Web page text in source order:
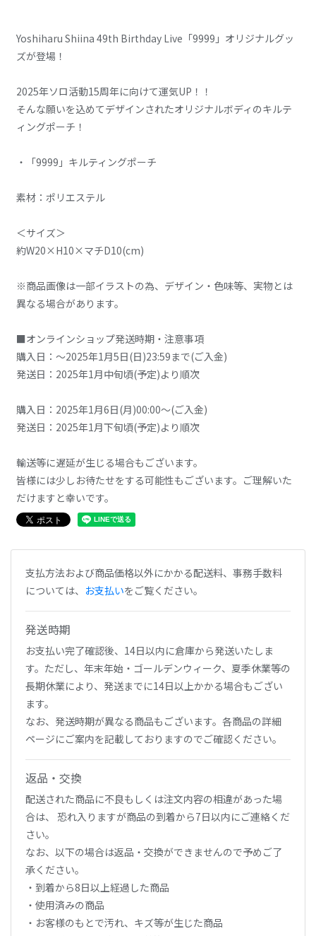
Yoshiharu Shiina 49th Birthday Live「9999」オリジナルグッ
ズが登場！
2025年ソロ活動15周年に向けて運気UP！！
そんな願いを込めてデザインされたオリジナルボディのキルテ
ィングポーチ！
・「9999」キルティングポーチ
素材：ポリエステル
＜サイズ＞
約W20×H10×マチD10(cm)
※商品画像は一部イラストの為、デザイン・色味等、実物とは
異なる場合があります。
■オンラインショップ発送時期・注意事項
購入日：～2025年1月5日(日)23:59まで(ご入金)
発送日：2025年1月中旬頃(予定)より順次
購入日：2025年1月6日(月)00:00～(ご入金)
発送日：2025年1月下旬頃(予定)より順次
輸送等に遅延が生じる場合もございます。
皆様には少しお待たせをする可能性もございます。ご理解いた
だけますと幸いです。
支払方法および商品価格以外にかかる配送料、事務手数料
については、 お支払いをご覧ください。
発送時期
お支払い完了確認後、14日以内に倉庫から発送いたしま
す。ただし、年末年始・ゴールデンウィーク、夏季休業等の
長期休業により、発送までに14日以上かかる場合もござい
ます。
なお、発送時期が異なる商品もございます。各商品の詳細
ページにご案内を記載しておりますのでご確認ください。
返品・交換
配送された商品に不良もしくは注文内容の相違があった場
合は、 恐れ入りますが商品の到着から7日以内にご連絡くだ
さい。
なお、以下の場合は返品・交換ができませんので予めご了
承ください。
・到着から8日以上経過した商品
・使用済みの商品
・お客様のもとで汚れ、キズ等が生じた商品